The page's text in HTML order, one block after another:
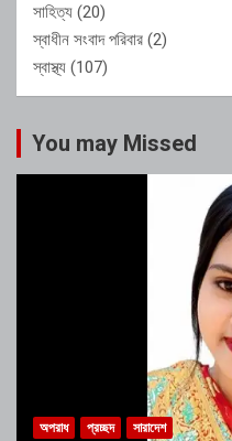
সাহিত্য (20)
স্বাধীন সংবাদ পরিবার (2)
স্বাস্থ্য (107)
You may Missed
অপরাধ প্রচ্ছদ সারাদেশ